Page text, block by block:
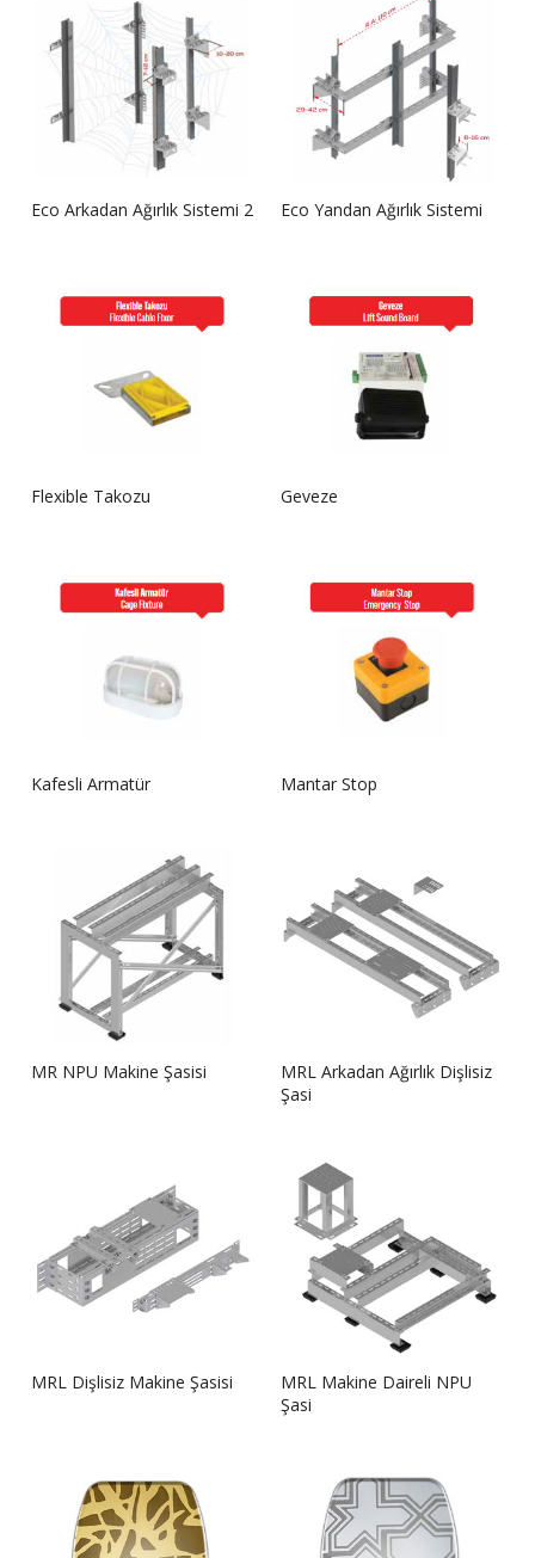
Eco Arkadan Ağırlık Sistemi 2 Eco Yandan Ağırlık Sistemi
Flexible Takozu Geveze
Kafesli Armatür Mantar Stop
MR NPU Makine Şasisi
MRL Arkadan Ağırlık Dişlisiz
Şasi
MRL Dişlisiz Makine Şasisi
MRL Makine Daireli NPU
Şasi